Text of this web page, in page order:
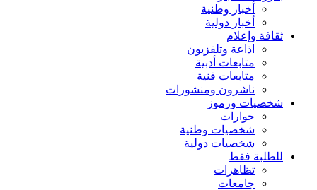
أخبار وطنية
أخبار دولية
ثقافة وإعلام
اذاعة وتلفزيون
متابعات أدبية
متابعات فنية
ناشرون ومنشورات
شخصيات ورموز
حوارات
شخصيات وطنية
شخصيات دولية
للطلبة فقط
تظاهرات
جامعات